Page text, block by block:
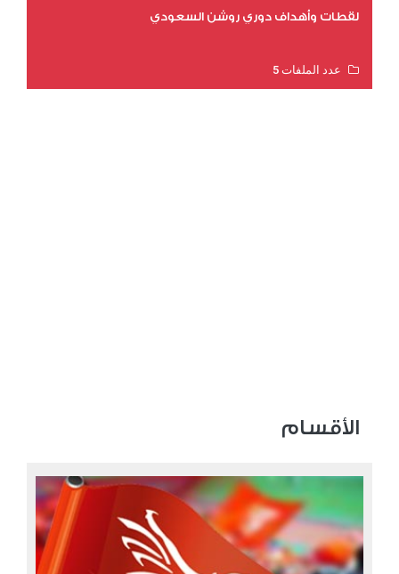
لقطات وأهداف دوري روشن السعودي
عدد الملفات 5
الأقسام